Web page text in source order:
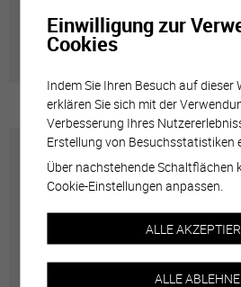
Adresses utiles en ville de Sierre
Carte interactive
Géolocalisation de tous les
de Sierre.
Einwilligung zur
Cookies
Indem Sie Ihren Besuch auf dieser
erklären Sie sich mit der
Verbesserung Ihres
Erstellung von Besuchsstatistiken
Über nachstehende Schaltflächen
Cookie-Einstellungen anpassen.
ALLE
ALLE